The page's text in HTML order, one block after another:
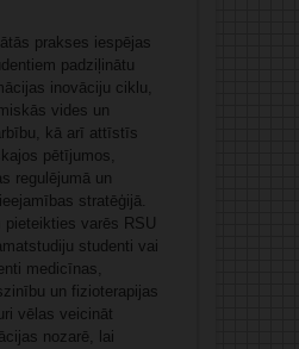
prakses iespējas
padziļinātu
inovāciju ciklu,
vides un
kā arī attīstīs
pētījumos,
regulējumā un
stratēģijā.
pieteikties varēs RSU
studenti vai
medicīnas,
un fizioterapijas
vēlas veicināt
nozarē, lai